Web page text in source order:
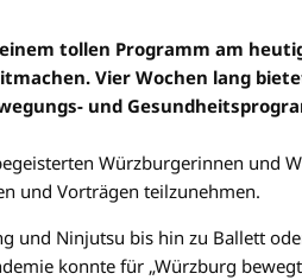
tollen Programm am
Vier Wochen lang
und
Würzburgerinnen und
und Vorträgen teilzunehmen.
und Ninjutsu bis hin zu Ballett
konnte für „Würzburg